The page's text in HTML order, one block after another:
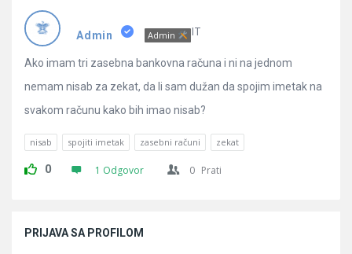
Pitanja
Admin Admin IT
Ako imam tri zasebna bankovna računa i ni na jednom
nemam nisab za zekat, da li sam dužan da spojim imetak na
svakom računu kako bih imao nisab?
nisab spojiti imetak zasebni računi zekat
0 1 Odgovor 0 Prati
PRIJAVA SA PROFILOM